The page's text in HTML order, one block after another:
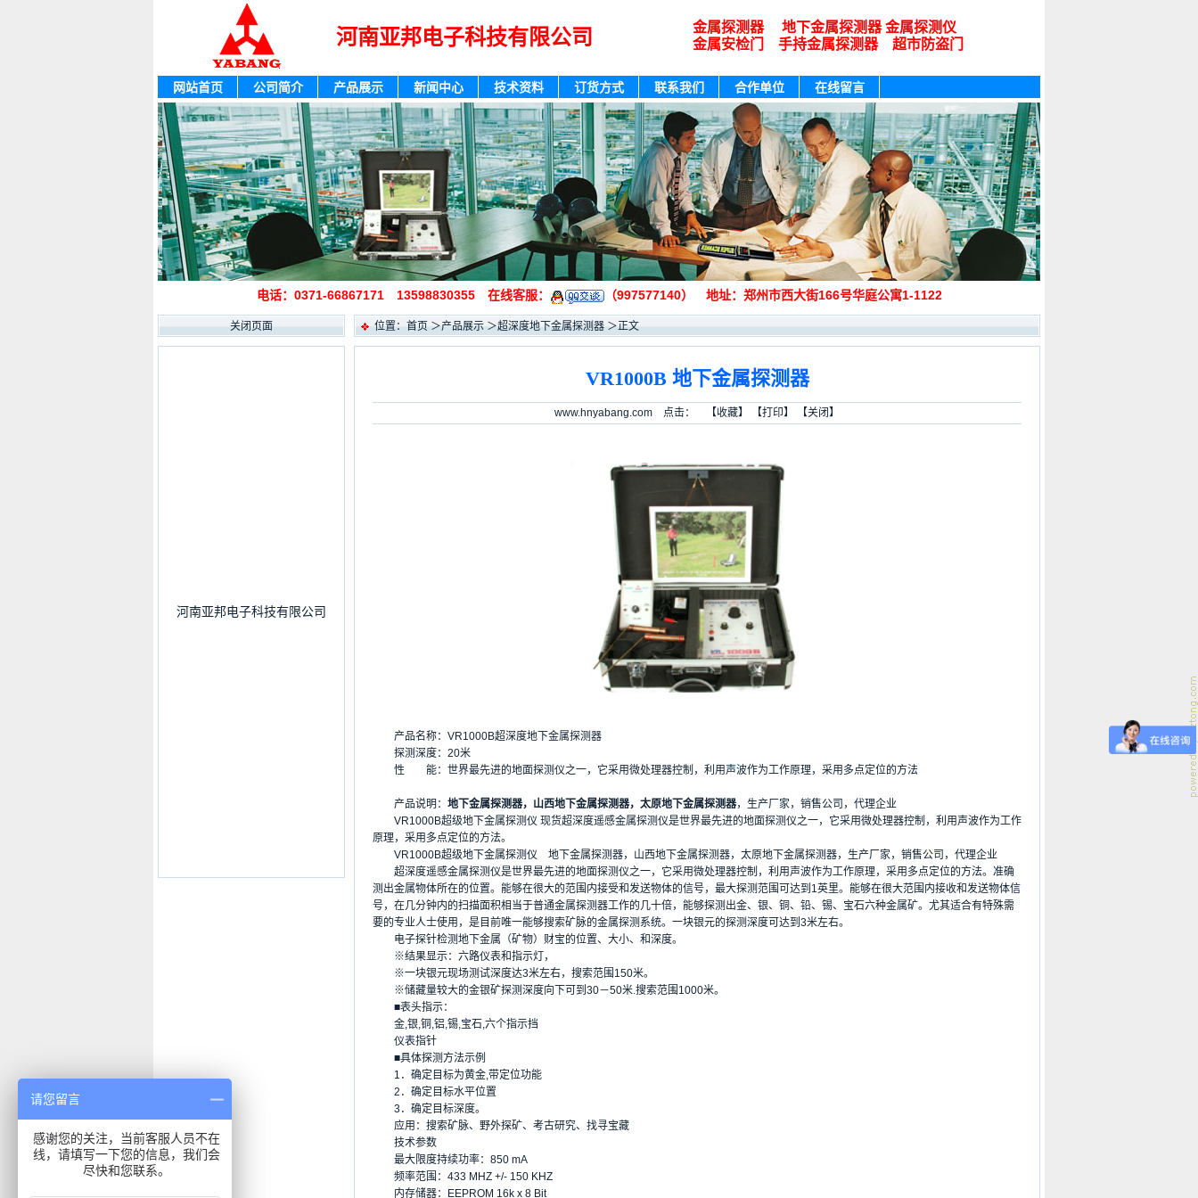
河南亚邦电子科技有限公司
金属探测器 地下金属探测器 金属探测仪
金属安检门 手持金属探测器 超市防盗门
网站首页 公司简介 产品展示 新闻中心 技术资料 订货方式 联系我们 合作单位 在线留言
电话：0371-66867171 13598830355 在线客服： （997577140） 地址：郑州市西大街166号华庭公寓1-1122
关闭页面
河南亚邦电子科技有限公司
位置：首页＞产品展示＞超深度地下金属探测器＞正文
VR1000B 地下金属探测器
www.hnyabang.com 点击： 【收藏】 【打印】 【关闭 】
产品名称：VR1000B超深度地下金属探测器
探测深度：20米
性 能：世界最先进的地面探测仪之一，它采用微处理器控制，利用声波作为工作原理，采用多点定位的方法
产品说明： 地下金属探测器，山西地下金属探测器，太原地下金属探测器，生产厂家，销售公司，代理企业
VR1000B超级地下金属探测仪 现货超深度遥感金属探测仪是世界最先进的地面探测仪之一，它采用微处理器控制，利用声波作为工作
原理，采用多点定位的方法。
VR1000B超级地下金属探测仪 地下金属探测器，山西地下金属探测器，太原地下金属探测器，生产厂家，销售公司，代理企业
超深度遥感金属探测仪是世界最先进的地面探测仪之一，它采用微处理器控制，利用声波作为工作原理，采用多点定位的方法。准确
测出金属物体所在的位置。能够在很大的范围内接受和发送物体的信号，最大探测范围可达到1英里。能够在很大范围内接收和发送物体信
号，在几分钟内的扫描面积相当于普通金属探测器工作的几十倍，能够探测出金、银、铜、铅、锡、宝石六种金属矿。尤其适合有特殊需
要的专业人士使用，是目前唯一能够搜索矿脉的金属探测系统。一块银元的探测深度可达到3米左右。
电子探针检测地下金属（矿物）财宝的位置、大小、和深度。
※结果显示：六路仪表和指示灯，
※一块银元现场测试深度达3米左右，搜索范围150米。
※储藏量较大的金银矿探测深度向下可到30－50米.搜索范围1000米。
■表头指示：
金,银,铜,铝,锡,宝石,六个指示挡
仪表指针
■具体探测方法示例
1．确定目标为黄金,带定位功能
2．确定目标水平位置
3．确定目标深度。
应用：搜索矿脉、野外探矿、考古研究、找寻宝藏
技术参数
最大限度持续功率：850 mA
频率范围：433 MHZ +/- 150 KHZ
内存储器：EEPROM 16k x 8 Bit
请您留言
感谢您的关注，当前客服人员不在
线，请填写一下您的信息，我们会
尽快和您联系。